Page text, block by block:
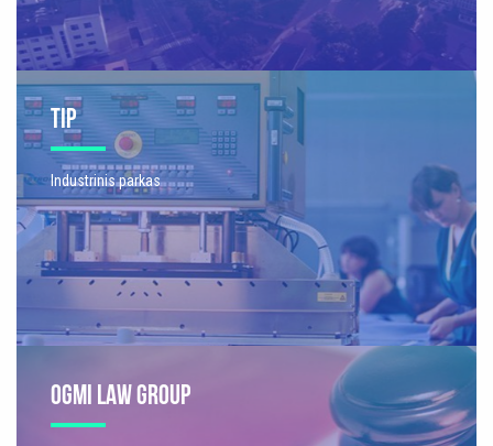
TIP
Industrinis parkas
OGMI LAW GROUP